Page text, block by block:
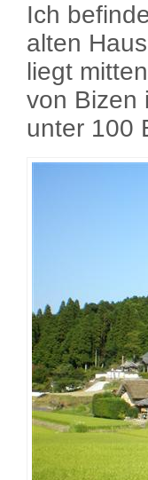
Ich
alten
liegt
von Bizen
unter 100